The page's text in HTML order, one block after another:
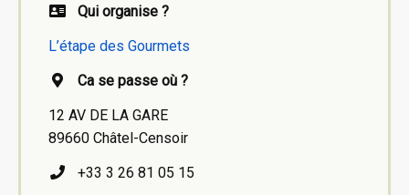
Qui organise ?
L’étape des Gourmets
Ca se passe où ?
12 AV DE LA GARE
89660 Châtel-Censoir
+33 3 26 81 05 15